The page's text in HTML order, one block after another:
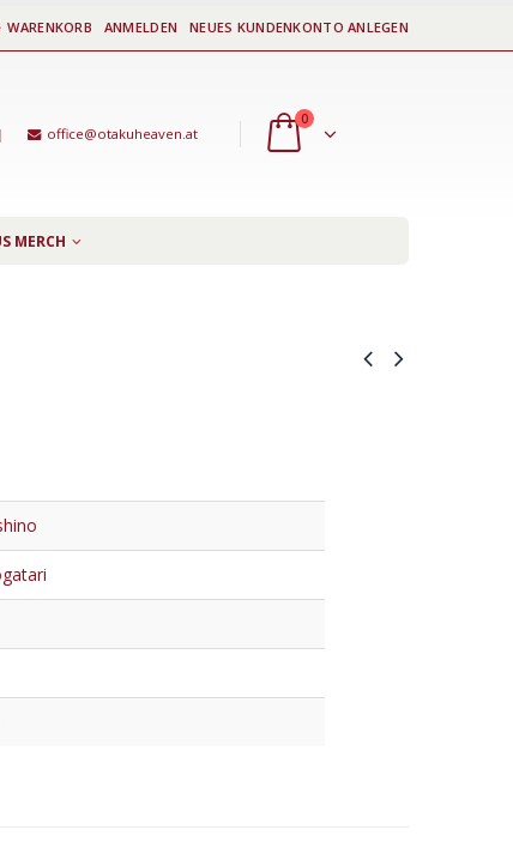
WARENKORB ANMELDEN NEUES KUNDENKONTO ANLEGEN
| office@otakuheaven.at
0
MERCH